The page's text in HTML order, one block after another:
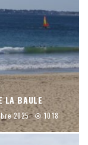
LA BAULE
2025 1018